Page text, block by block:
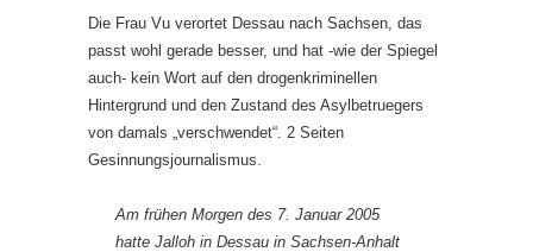
Die Frau Vu verortet Dessau nach Sachsen, das
passt wohl gerade besser, und hat -wie der Spiegel
auch- kein Wort auf den drogenkriminellen
Hintergrund und den Zustand des Asylbetruegers
von damals „verschwendet“. 2 Seiten
Gesinnungsjournalismus.
Am frühen Morgen des 7. Januar 2005
hatte Jalloh in Dessau in Sachsen-Anhalt